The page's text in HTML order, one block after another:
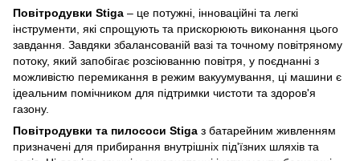
Повітродувки Stiga – це потужні, інноваційні та легкі
інструменти, які спрощують та прискорюють виконання цього
завдання. Завдяки збалансованій вазі та точному повітряному
потоку, який запобігає розсіюванню повітря, у поєднанні з
можливістю перемикання в режим вакуумування, ці машини є
ідеальним помічником для підтримки чистоти та здоров'я
газону.
Повітродувки та пилососи Stiga з батарейним живленням
призначені для прибирання внутрішніх під'їзних шляхів та